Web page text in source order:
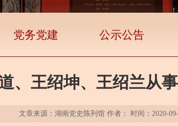
党务党建 公示公告
、王绍坤、王绍兰从
文章来源：湖南党史陈列馆 作者： 时间：2020-09-